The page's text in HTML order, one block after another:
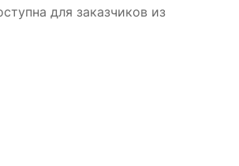
для заказчиков из